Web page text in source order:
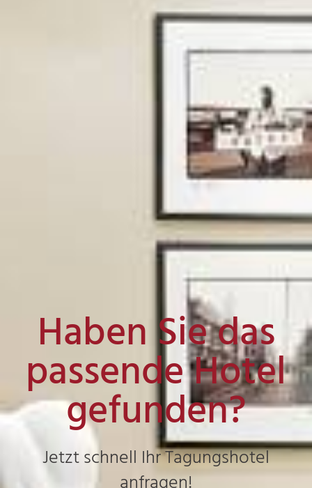
Haben Sie das
passende Hotel
gefunden?
Jetzt schnell Ihr Tagungshotel